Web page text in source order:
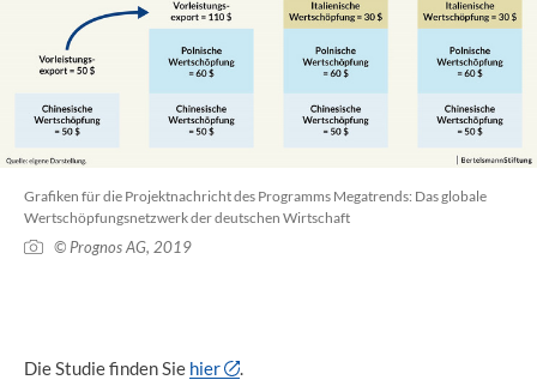
Grafiken für die Projektnachricht des Programms Megatrends: Das globale
Wertschöpfungsnetzwerk der deutschen Wirtschaft
© Prognos AG, 2019
Die Studie finden Sie hier .